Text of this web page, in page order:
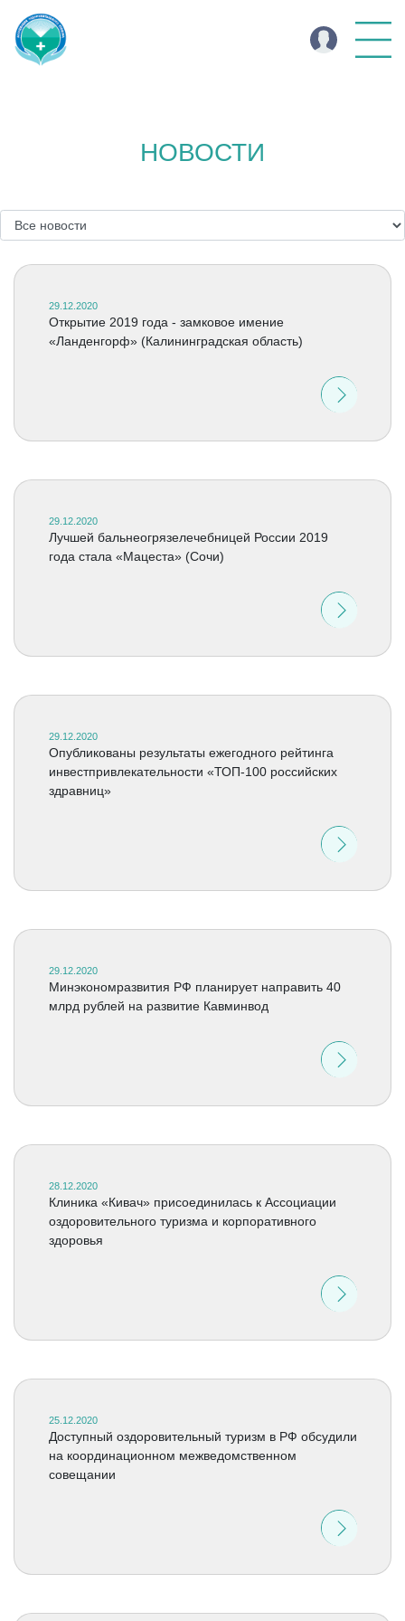
НОВОСТИ
29.12.2020
Открытие 2019 года - замковое имение
«Ланденгорф» (Калининградская область)
29.12.2020
Лучшей бальнеогрязелечебницей России 2019
года стала «Мацеста» (Сочи)
29.12.2020
Опубликованы результаты ежегодного рейтинга
инвестпривлекательности «ТОП-100 российских
здравниц»
29.12.2020
Минэкономразвития РФ планирует направить 40
млрд рублей на развитие Кавминвод
28.12.2020
Клиника «Кивач» присоединилась к Ассоциации
оздоровительного туризма и корпоративного
здоровья
25.12.2020
Доступный оздоровительный туризм в РФ обсудили
на координационном межведомственном
совещании